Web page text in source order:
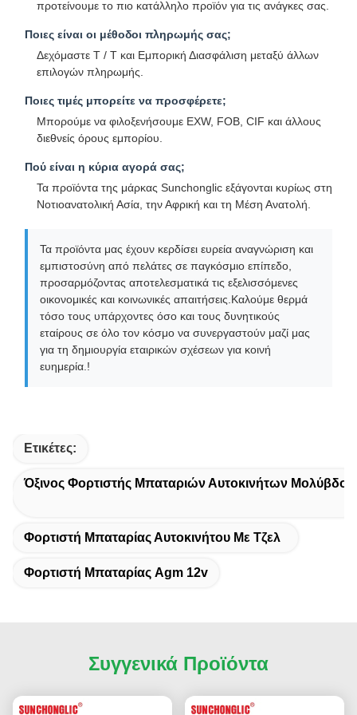
προτείνουμε το πιο κατάλληλο προϊόν για τις ανάγκες σας.
Ποιες είναι οι μέθοδοι πληρωμής σας;
Δεχόμαστε T / T και Εμπορική Διασφάλιση μεταξύ άλλων
επιλογών πληρωμής.
Ποιες τιμές μπορείτε να προσφέρετε;
Μπορούμε να φιλοξενήσουμε EXW, FOB, CIF και άλλους
διεθνείς όρους εμπορίου.
Πού είναι η κύρια αγορά σας;
Τα προϊόντα της μάρκας Sunchonglic εξάγονται κυρίως στη
Νοτιοανατολική Ασία, την Αφρική και τη Μέση Ανατολή.
Τα προϊόντα μας έχουν κερδίσει ευρεία αναγνώριση και
εμπιστοσύνη από πελάτες σε παγκόσμιο επίπεδο,
προσαρμόζοντας αποτελεσματικά τις εξελισσόμενες
οικονομικές και κοινωνικές απαιτήσεις.Καλούμε θερμά
τόσο τους υπάρχοντες όσο και τους δυνητικούς
εταίρους σε όλο τον κόσμο να συνεργαστούν μαζί μας
για τη δημιουργία εταιρικών σχέσεων για κοινή
ευημερία.!
Ετικέτες:
Όξινος Φορτιστής Μπαταριών Αυτοκινήτων Μολύβδου
Φορτιστή Μπαταρίας Αυτοκινήτου Με Τζελ
Φορτιστή Μπαταρίας Agm 12v
Συγγενικά Προϊόντα